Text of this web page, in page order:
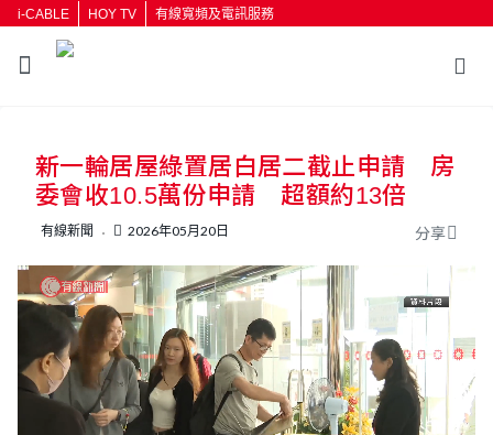
i-CABLE HOY TV 有線寬頻及電訊服務
按輸入鍵開始搜尋
新一輪居屋綠置居白居二截止申請 房
委會收10.5萬份申請 超額約13倍
有線新聞 2026年05月20日 分享